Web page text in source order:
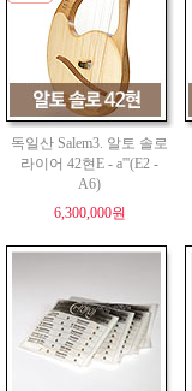
독일산 Salem3. 알토 솔로
라이어 42현E - a'''(E2 -
A6)
6,300,000원